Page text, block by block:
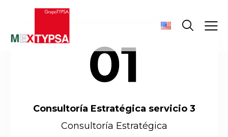
01
Consultoría Estratégica servicio 3
Consultoría Estratégica